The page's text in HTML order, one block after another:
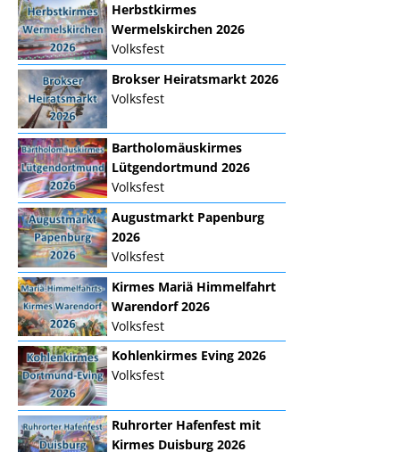
Herbstkirmes
Wermelskirchen 2026
Volksfest
Brokser Heiratsmarkt 2026
Volksfest
Bartholomäuskirmes
Lütgendortmund 2026
Volksfest
Augustmarkt Papenburg
2026
Volksfest
Kirmes Mariä Himmelfahrt
Warendorf 2026
Volksfest
Kohlenkirmes Eving 2026
Volksfest
Ruhrorter Hafenfest mit
Kirmes Duisburg 2026